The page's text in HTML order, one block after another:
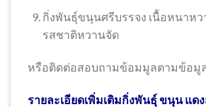
กิ่งพันธุ์ขนุนศรีบรรจง เนื้อหนาห
รสชาติหวานจัด
หรือติดต่อสอบถามข้อมมูลตามข้อมู
รายละเอียดเพิ่มเติมกิ่งพันธุ์ ขนุน แด